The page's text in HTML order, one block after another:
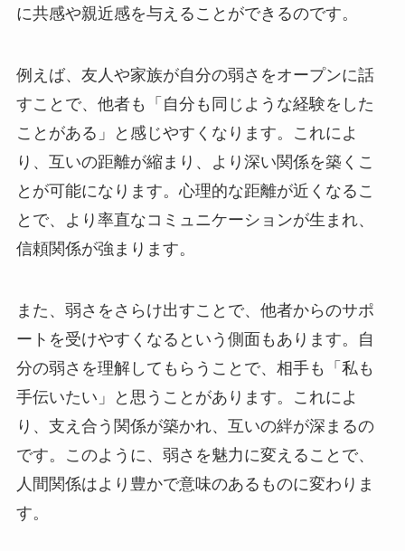
に共感や親近感を与えることができるのです。
例えば、友人や家族が自分の弱さをオープンに話
すことで、他者も「自分も同じような経験をした
ことがある」と感じやすくなります。これによ
り、互いの距離が縮まり、より深い関係を築くこ
とが可能になります。心理的な距離が近くなるこ
とで、より率直なコミュニケーションが生まれ、
信頼関係が強まります。
また、弱さをさらけ出すことで、他者からのサポ
ートを受けやすくなるという側面もあります。自
分の弱さを理解してもらうことで、相手も「私も
手伝いたい」と思うことがあります。これによ
り、支え合う関係が築かれ、互いの絆が深まるの
です。このように、弱さを魅力に変えることで、
人間関係はより豊かで意味のあるものに変わりま
す。